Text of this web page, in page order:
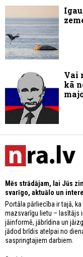
Vai
kā
Mēs strādājam, lai Jūs
svarīgo, aktuālo un
Portāla pārliecība ir tajā, ka
mazsvarīgu lietu – lasītājs
jāinformē, jābrīdina un
jādod brīdis atelpai no
saspringtajiem darbiem.